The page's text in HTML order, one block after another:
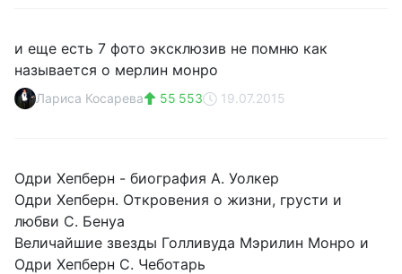
и еще есть 7 фото эксклюзив не помню как
называется о мерлин монро
Лариса Косарева 55 553 19.07.2015
Одри Хепберн - биография А. Уолкер
Одри Хепберн. Откровения о жизни, грусти и
любви С. Бенуа
Величайшие звезды Голливуда Мэрилин Монро и
Одри Хепберн С. Чеботарь